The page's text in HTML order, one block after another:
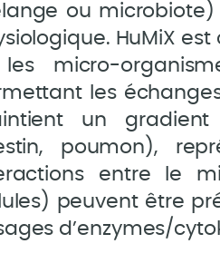
ou microbiote)
HuMiX
micro-
les
un gradient
poumon),
entre le
peuvent être
d’enzymes/